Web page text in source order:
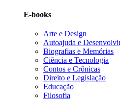
E-books
Arte e Design
Autoajuda e
Biografias e Memórias
Ciência e Tecnologia
Contos e Crônicas
Direito e Legislação
Educação
Filosofia